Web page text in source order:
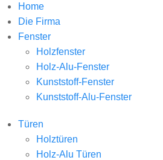
Home
Die Firma
Fenster
Holzfenster
Holz-Alu-Fenster
Kunststoff-Fenster
Kunststoff-Alu-Fenster
Türen
Holztüren
Holz-Alu Türen